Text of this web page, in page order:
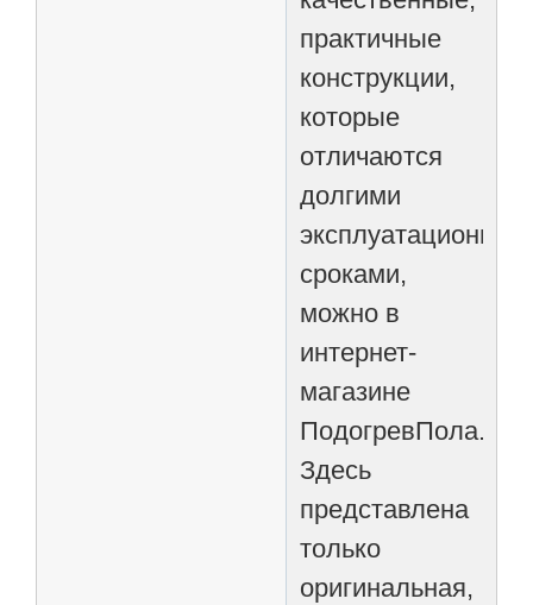
практичные
конструкции,
которые
отличаются
долгими
сроками,
можно в
интернет-
магазине
ПодогревПола.РФ.
Здесь
представлена
только
оригинальная,